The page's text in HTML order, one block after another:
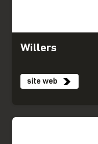
Willers
site web